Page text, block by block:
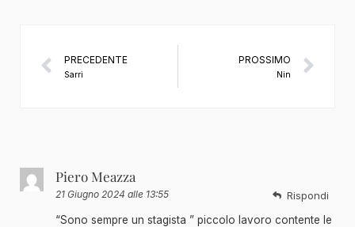
PRECEDENTE
Sarri
PROSSIMO
Nin
Piero Meazza
21 Giugno 2024 alle 13:55
“Sono sempre un stagista ” piccolo lavoro contente le
Rispondi